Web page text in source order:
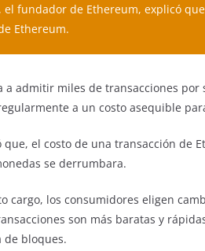
el fundador de Ethereum, explicó
Ethereum.
a admitir miles de transacciones
a un costo asequible
el costo de una transacción de
se derrumbara.
cargo, los consumidores eligen
son más baratas y
de bloques.